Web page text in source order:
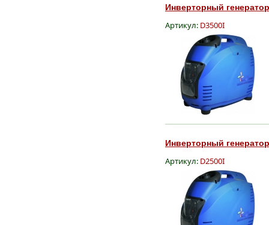
Инверторный
Артикул: D3500I
Инверторный
Артикул: D2500I